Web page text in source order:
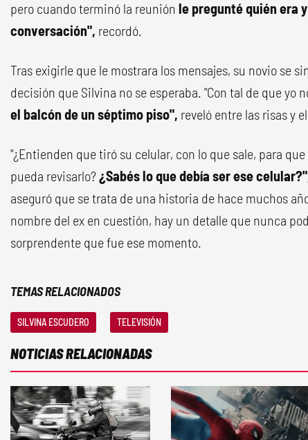
pero cuando terminó la reunión le pregunté quién era
conversación", recordó.
Tras exigirle que le mostrara los mensajes, su novio se
decisión que Silvina no se esperaba. "Con tal de que yo
el balcón de un séptimo piso", reveló entre las risas y
"¿Entienden que tiró su celular, con lo que sale, para
pueda revisarlo?¿Sabés lo que debía ser ese
aseguró que se trata de una historia de hace muchos
nombre del ex en cuestión, hay un detalle que nunca
sorprendente que fue ese momento.
TEMAS RELACIONADOS
SILVINA ESCUDERO TELEVISIÓN
NOTICIAS RELACIONADAS